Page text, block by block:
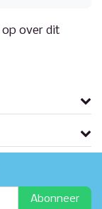
over dit
Abonneer